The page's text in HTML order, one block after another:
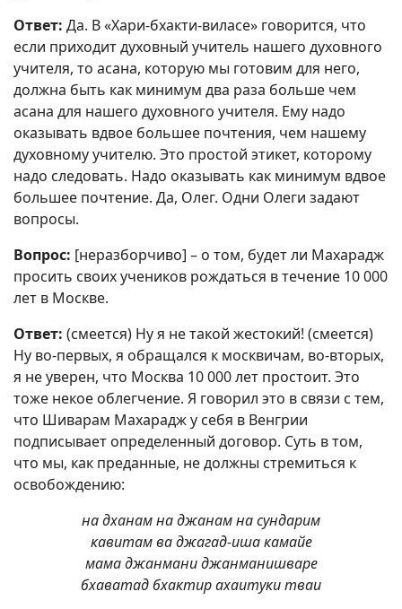
Ответ: Да. В «Хари-бхакти-виласе» говорится, что
если приходит духовный учитель нашего духовного
учителя, то асана, которую мы готовим для него,
должна быть как минимум два раза больше чем
асана для нашего духовного учителя. Ему надо
оказывать вдвое большее почтения, чем нашему
духовному учителю. Это простой этикет, которому
надо следовать. Надо оказывать как минимум вдвое
большее почтение. Да, Олег. Одни Олеги задают
вопросы.
Вопрос: [неразборчиво] – о том, будет ли Махарадж
просить своих учеников рождаться в течение 10 000
лет в Москве.
Ответ: (смеется) Ну я не такой жестокий! (смеется)
Ну во-первых, я обращался к москвичам, во-вторых,
я не уверен, что Москва 10 000 лет простоит. Это
тоже некое облегчение. Я говорил это в связи с тем,
что Шиварам Махарадж у себя в Венгрии
подписывает определенный договор. Суть в том,
что мы, как преданные, не должны стремиться к
освобождению:
на дханам на джанам на сундарим
кавитам ва джагад-иша камайе
мама джанмани джанманишваре
бхаватад бхактир ахаитуки тваи